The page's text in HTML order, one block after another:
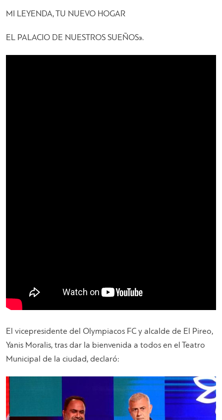
MI LEYENDA, TU NUEVO HOGAR
EL PALACIO DE NUESTROS SUEÑOS».
El vicepresidente del Olympiacos FC y alcalde de El Pireo,
Yanis Moralis, tras dar la bienvenida a todos en el Teatro
Municipal de la ciudad, declaró: